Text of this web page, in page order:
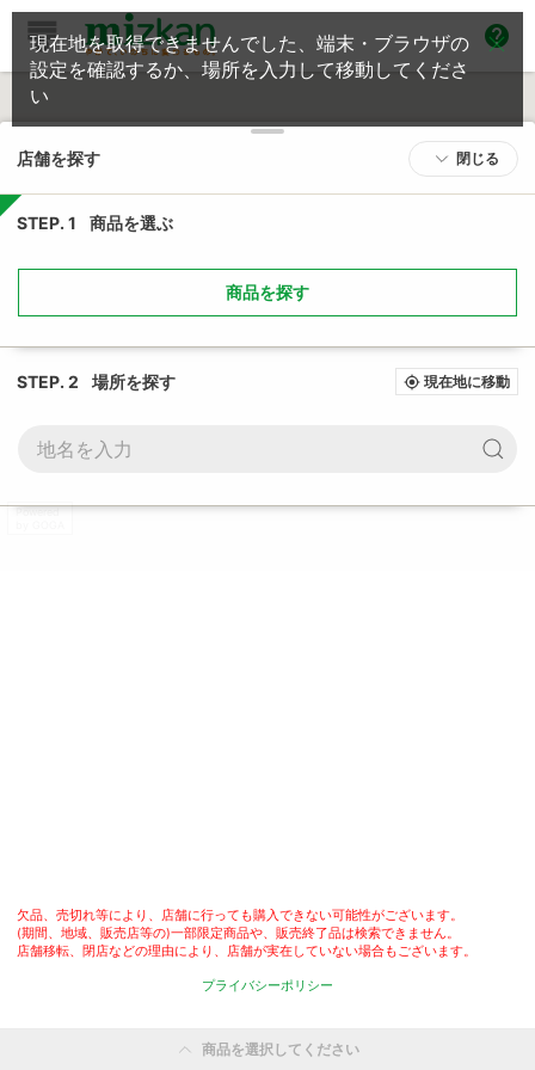
help
Powered
店舗を探す 閉じる
STEP. 1 商品を選ぶ
商品を探す
STEP. 2 場所を探す my_location 現在地に移動
欠品、売切れ等により、店舗に行っても購入できない可能性がございます。
(期間、地域、販売店等の)一部限定商品や、販売終了品は検索できません。
店舗移転、閉店などの理由により、店舗が実在していない場合もございます。
プライバシーポリシー
商品を選択してください
現在地を取得できませんでした、端末・ブラウザの
設定を確認するか、場所を入力して移動してくださ
い